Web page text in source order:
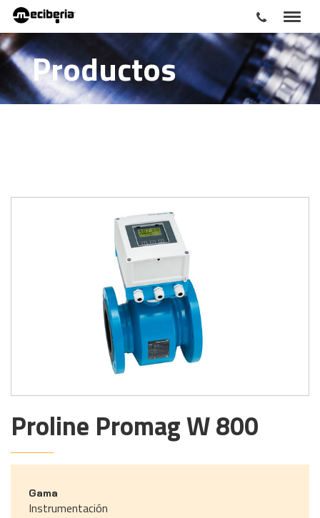
Productos
Proline Promag W 800
Gama
Instrumentación